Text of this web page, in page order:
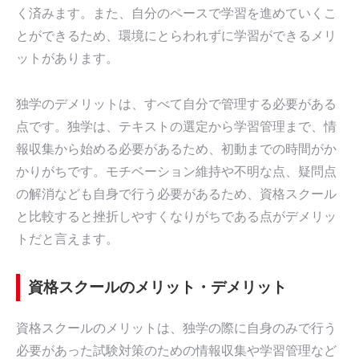
く済みます。また、自分のペースで学習を進めていくこ
とができるため、環境にとらわれずに学習ができるメリ
ットがあります。
独学のデメリットは、すべて自分で管理する必要がある
点です。独学は、テキストの選定から学習管理まで、情
報収集から始める必要があるため、初動までの時間がか
かりがちです。モチベーション維持や不明な点、疑問点
の解消なども自身で行う必要があるため、資格スクール
と比較すると挫折しやすくなりがちである点がデメリッ
トだと言えます。
資格スクールのメリット・デメリット
資格スクールのメリットは、独学の際に自身のみで行う
必要があった試験対策のための情報収集や学習管理など